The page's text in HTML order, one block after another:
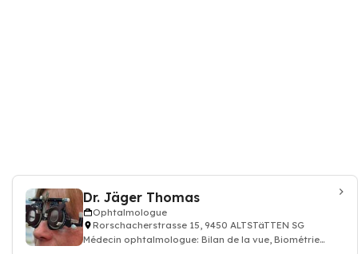
Dr. Jäger Thomas
Ophtalmologue
Rorschacherstrasse 15, 9450 ALTSTäTTEN SG
Médecin ophtalmologue: Bilan de la vue, Biométrie